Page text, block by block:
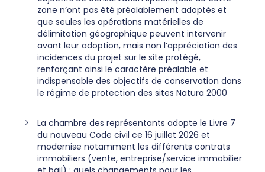
zone n’ont pas été préalablement adoptés et
que seules les opérations matérielles de
délimitation géographique peuvent intervenir
avant leur adoption, mais non l’appréciation des
incidences du projet sur le site protégé,
renforçant ainsi le caractère préalable et
indispensable des objectifs de conservation dans
le régime de protection des sites Natura 2000
La chambre des représentants adopte le Livre 7
du nouveau Code civil ce 16 juillet 2026 et
modernise notamment les différents contrats
immobiliers (vente, entreprise/service immobilier